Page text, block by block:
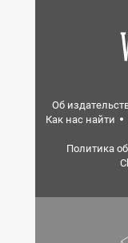
Об
Как нас найти
Политика